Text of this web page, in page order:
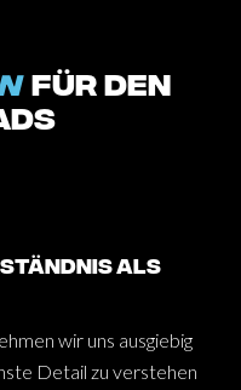
für den
als
wir uns ausgiebig
Detail zu verstehen